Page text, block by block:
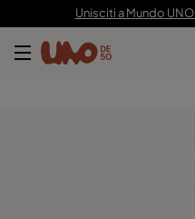
Unisciti a Mundo UNO